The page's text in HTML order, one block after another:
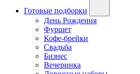
Готовые подборки
День Рождения
Фуршет
Кофе-брейки
Свадьба
Бизнес
Вечеринка